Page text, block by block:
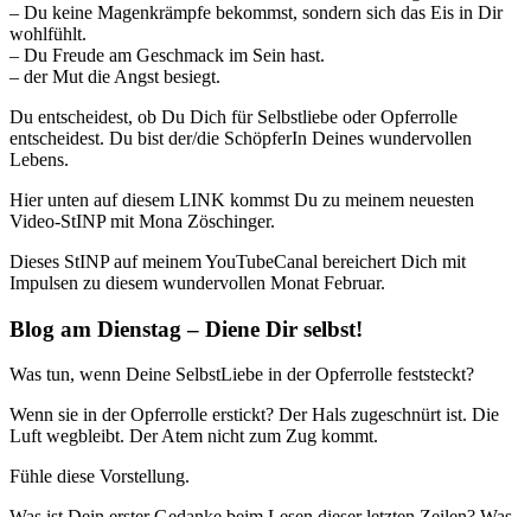
– Du keine Magenkrämpfe bekommst, sondern sich das Eis in Dir
wohlfühlt.
– Du Freude am Geschmack im Sein hast.
– der Mut die Angst besiegt.
Du entscheidest, ob Du Dich für Selbstliebe oder Opferrolle
entscheidest. Du bist der/die SchöpferIn Deines wundervollen
Lebens.
Hier unten auf diesem LINK kommst Du zu meinem neuesten
Video-StINP mit Mona Zöschinger.
Dieses StINP auf meinem YouTubeCanal bereichert Dich mit
Impulsen zu diesem wundervollen Monat Februar.
Blog am Dienstag – Diene Dir selbst!
Was tun, wenn Deine SelbstLiebe in der Opferrolle feststeckt?
Wenn sie in der Opferrolle erstickt? Der Hals zugeschnürt ist. Die
Luft wegbleibt. Der Atem nicht zum Zug kommt.
Fühle diese Vorstellung.